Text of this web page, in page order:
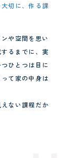
切に、作る課
や空間を思い
るまでに、実
ひとつは目に
て家の中身は
ない課程だか